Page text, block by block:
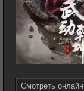
Смотреть онлайн